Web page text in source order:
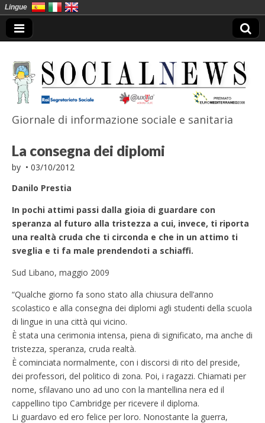
SocialNews
Giornale di informazione sociale e sanitaria
La consegna dei diplomi
by • 03/10/2012
Danilo Prestia
In pochi attimi passi dalla gioia di guardare con
speranza al futuro alla tristezza a cui, invece, ti riporta
una realtà cruda che ti circonda e che in un attimo ti
sveglia e ti fa male prendendoti a schiaffi.
Sud Libano, maggio 2009
“Qualche giorno fa sono stato alla chiusura dell’anno
scolastico e alla consegna dei diplomi agli studenti della scuola
di lingue in una città qui vicino.
È stata una cerimonia intensa, piena di significato, ma anche di
tristezza, speranza, cruda realtà.
È cominciata normalmente, con i discorsi di rito del preside,
dei professori, del politico di zona. Poi, i ragazzi. Chiamati per
nome, sfilavano uno ad uno con la mantellina nera ed il
cappellino tipo Cambridge per ricevere il diploma.
Li guardavo ed ero felice per loro. Nonostante la guerra,
Lingue